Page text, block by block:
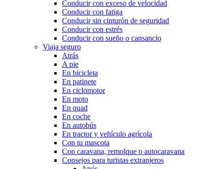
Conducir con exceso de velocidad
Conducir con fatiga
Conducir sin cinturón de seguridad
Conducir con estrés
Conducir con sueño o cansancio
Viaja seguro
Atrás
A pie
En bicicleta
En patinete
En ciclomotor
En moto
En quad
En coche
En autobús
En tractor y vehículo agrícola
Con tu mascota
Con caravana, remolque o autocaravana
Consejos para turistas extranjeros